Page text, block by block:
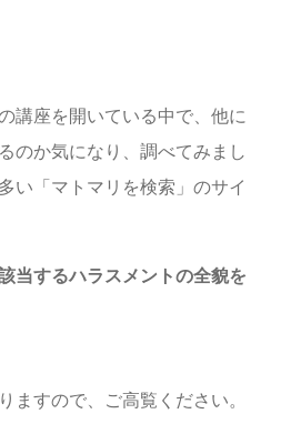
講座を開いている中で、他に
のか気になり、調べてみまし
い「マトマリを検索」のサイ
当するハラスメントの全貌を
ますので、ご高覧ください。